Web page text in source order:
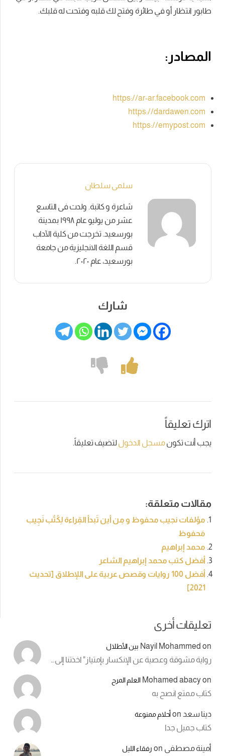
طابور انتظار أو في طائرة وفتح لك قلبه وفتحت له قلبك.
المصادر:
https://ar-ar.facebook.com
https://dardawen.com
https://emypost.com
سلمى سلطان
شاعرة و كاتبة. ولدت فى التاسع
عشر من يوليو عام ١٩٩٨ بمدينة
بورسعيد. تخرجت من كلية الآداب
قسم اللغة الانجليزية من جامعة
بورسعيد، عام ٢٠٢٠.
شارك
اترك تعليقاً
يجب أنت تكونمسجل الدخوللتضيف تعليقاً.
مقالات متعلقة:
مؤلفات نجيب محفوظ و مِن أين تَبدأ القِراءة لِكُتُب نَجِيب
مَحفوظ
محمد إبراهيم
أفضل كتب محمد إبراهيم الشاعر
أفضل 100 روايات وقصص عربية على اللإطلاق [تحديث
2021]
تعليقات أخرى
Nayil Mohammed on بين الأطلال
رواية مشوقة وعصية عن الإنكسار بإمتياز" اخذتنا إلى…
Mohamed abacyon العلم المرح
كتاب ممتع انصح به
دينا سعد onأحلام ممنوعة
كتاب جميل جدا
أمينة مصطفى on رفقاء الليل